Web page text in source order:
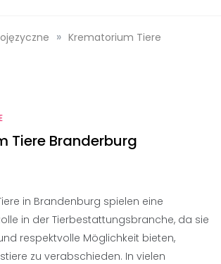
» Krematorium Tiere
Tiere Branderburg
in Brandenburg spielen eine
in der Tierbestattungsbranche, da sie
respektvolle Möglichkeit bieten,
zu verabschieden. In vielen